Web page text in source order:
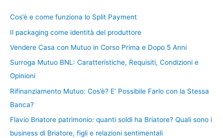
Cos’è e come funziona lo Split Payment
Il packaging come identità del produttore
Vendere Casa con Mutuo in Corso Prima e Dopo 5 Anni
Surroga Mutuo BNL: Caratteristiche, Requisiti, Condizioni e
Opinioni
Rifinanziamento Mutuo: Cos’è? E’ Possibile Farlo con la Stessa
Banca?
Flavio Briatore patrimonio: quanti soldi ha Briatore? Quali sono i
business di Briatore, figli e relazioni sentimentali